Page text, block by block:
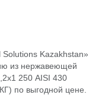
Kazakhstan»
из нержавеющей
250 AISI 430
по выгодной цене.